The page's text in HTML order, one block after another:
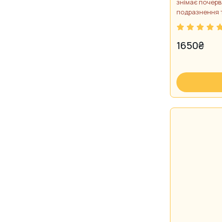
знімає
подразнення
1650₴